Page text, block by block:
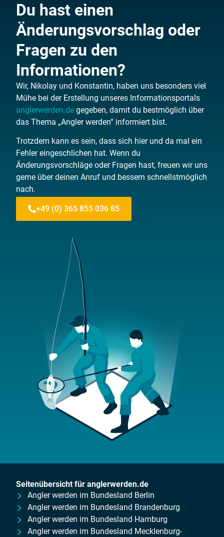
Du hast einen
Änderungsvorschlag oder
Fragen zu den
Informationen?
Wir, Nikolay und Konstantin, haben uns besonders viel
Mühe bei der Erstellung unseres Informationsportals
anglerwerden.de gegeben, damit du bestmöglich über
das Thema „Angler werden“ informiert bist.
Trotzdem kann es sein, dass sich hier und da mal ein
Fehler eingeschlichen hat. Wenn du
Änderungsvorschläge oder Fragen hast, freuen wir uns
gerne über deinen Anruf und bessern schnellstmöglich
nach.
+49 (0) 365 855 036 85
Seitenübersicht für anglerwerden.de
Angler werden im Bundesland Berlin
Angler werden im Bundesland Brandenburg
Angler werden im Bundesland Hamburg
Angler werden im Bundesland Mecklenburg-